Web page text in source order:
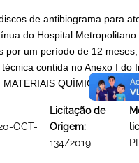
de antibiograma para
do Hospital
por um período de 12
contida no Anexo I do
QUÍMICOS
OCT-
Licitação de
Origem:
134/2019